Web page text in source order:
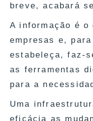
breve, acabará
A informação é o
empresas e,
estabeleça, faz-
as ferramentas
para a
Uma
eficácia as